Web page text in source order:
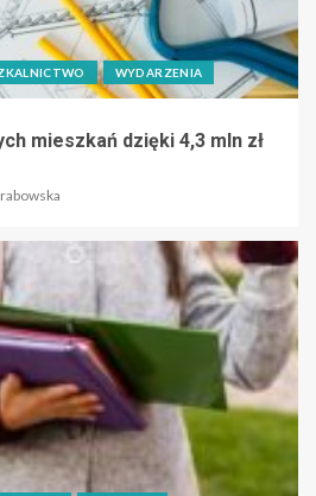
WYDARZENIA
mieszkań dzięki 4,3 mln zł